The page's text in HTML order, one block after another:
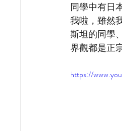
同學中有日
我啦，雖然
斯坦的同學
界觀都是正
https://